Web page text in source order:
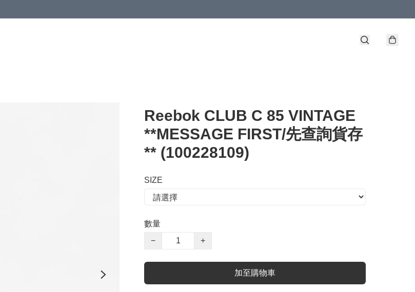
Reebok CLUB C 85 VINTAGE
**MESSAGE FIRST/先查詢貨存
** (100228109)
SIZE
數量
−
+
加至購物車